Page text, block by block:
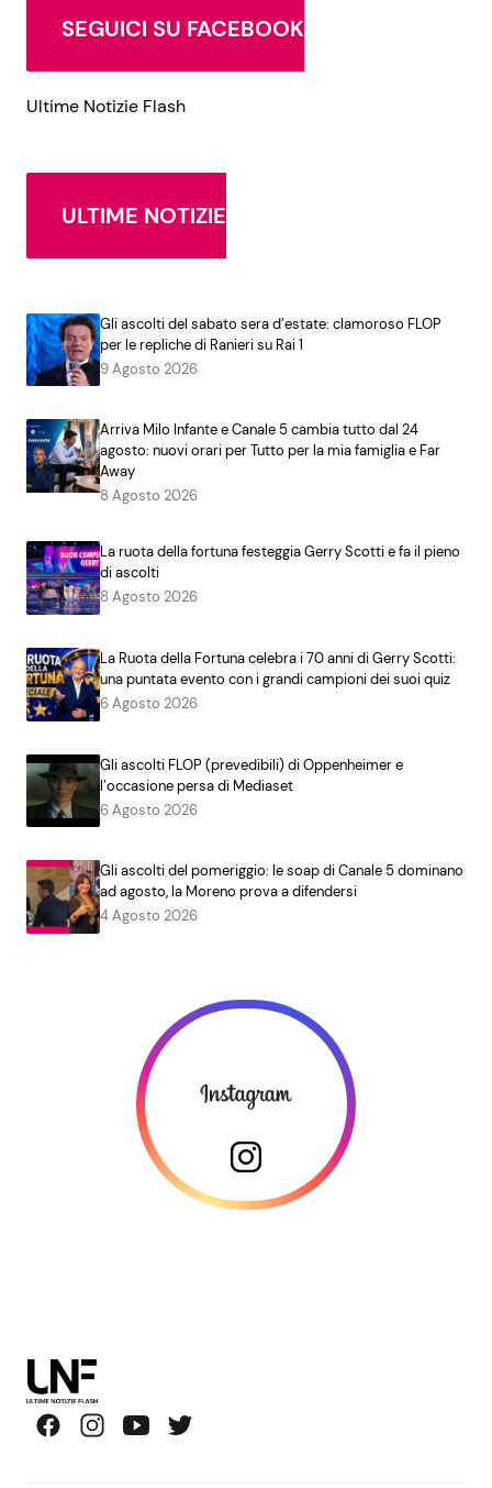
SEGUICI SU FACEBOOK
Ultime Notizie Flash
ULTIME NOTIZIE
Gli ascolti del sabato sera d’estate: clamoroso FLOP
per le repliche di Ranieri su Rai 1
9 Agosto 2026
Arriva Milo Infante e Canale 5 cambia tutto dal 24
agosto: nuovi orari per Tutto per la mia famiglia e Far
Away
8 Agosto 2026
La ruota della fortuna festeggia Gerry Scotti e fa il pieno
di ascolti
8 Agosto 2026
La Ruota della Fortuna celebra i 70 anni di Gerry Scotti:
una puntata evento con i grandi campioni dei suoi quiz
6 Agosto 2026
Gli ascolti FLOP (prevedibili) di Oppenheimer e
l’occasione persa di Mediaset
6 Agosto 2026
Gli ascolti del pomeriggio: le soap di Canale 5 dominano
ad agosto, la Moreno prova a difendersi
4 Agosto 2026